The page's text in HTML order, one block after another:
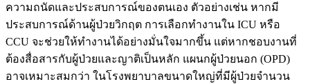
ความถนัดและประสบการณ์ของตนเอง ตัวอย่างเช่น หากมี
ประสบการณ์ด้านผู้ป่วยวิกฤต การเลือกทำงานใน ICU หรือ
CCU จะช่วยให้ทำงานได้อย่างมั่นใจมากขึ้น แต่หากชอบงานที่
ต้องสื่อสารกับผู้ป่วยและญาติเป็นหลัก แผนกผู้ป่วยนอก (OPD)
อาจเหมาะสมกว่า ในโรงพยาบาลขนาดใหญ่ที่มีผู้ป่วยจำนวน